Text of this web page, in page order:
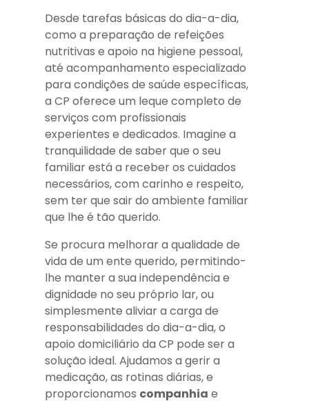
Desde tarefas básicas do dia-a-dia,
como a preparação de refeições
nutritivas e apoio na higiene pessoal,
até acompanhamento especializado
para condições de saúde específicas,
a CP oferece um leque completo de
serviços com profissionais
experientes e dedicados. Imagine a
tranquilidade de saber que o seu
familiar está a receber os cuidados
necessários, com carinho e respeito,
sem ter que sair do ambiente familiar
que lhe é tão querido.
Se procura melhorar a qualidade de
vida de um ente querido, permitindo-
lhe manter a sua independência e
dignidade no seu próprio lar, ou
simplesmente aliviar a carga de
responsabilidades do dia-a-dia, o
apoio domiciliário da CP pode ser a
solução ideal. Ajudamos a gerir a
medicação, as rotinas diárias, e
proporcionamos companhia e